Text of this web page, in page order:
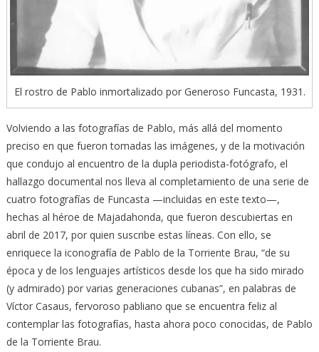
El rostro de Pablo inmortalizado por Generoso Funcasta, 1931.
Volviendo a las fotografías de Pablo, más allá del momento
preciso en que fueron tomadas las imágenes, y de la motivación
que condujo al encuentro de la dupla periodista-fotógrafo, el
hallazgo documental nos lleva al completamiento de una serie de
cuatro fotografías de Funcasta —incluidas en este texto—,
hechas al héroe de Majadahonda, que fueron descubiertas en
abril de 2017, por quien suscribe estas líneas. Con ello, se
enriquece la iconografía de Pablo de la Torriente Brau, “de su
época y de los lenguajes artísticos desde los que ha sido mirado
(y admirado) por varias generaciones cubanas”, en palabras de
Víctor Casaus, fervoroso pabliano que se encuentra feliz al
contemplar las fotografías, hasta ahora poco conocidas, de Pablo
de la Torriente Brau.